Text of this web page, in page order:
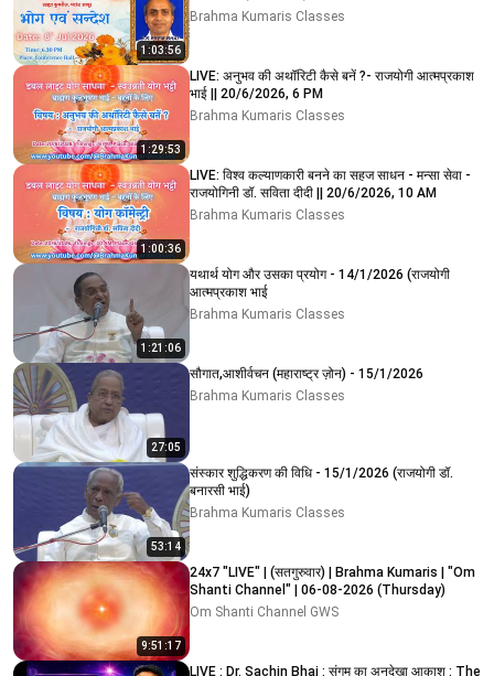
1:03:56
Brahma Kumaris Classes
1:29:53
LIVE: अनुभव की अथॉरिटी कैसे बनें ?- राजयोगी आत्मप्रकाश
भाई || 20/6/2026, 6 PM
Brahma Kumaris Classes
1:00:36
LIVE: विश्व कल्याणकारी बनने का सहज साधन - मन्सा सेवा -
राजयोगिनी डॉ. सविता दीदी || 20/6/2026, 10 AM
Brahma Kumaris Classes
1:21:06
यथार्थ योग और उसका प्रयोग - 14/1/2026 (राजयोगी
आत्मप्रकाश भाई
Brahma Kumaris Classes
27:05
सौगात,आशीर्वचन (महाराष्ट्र ज़ोन) - 15/1/2026
Brahma Kumaris Classes
53:14
संस्कार शुद्धिकरण की विधि - 15/1/2026 (राजयोगी डॉ.
बनारसी भाई)
Brahma Kumaris Classes
9:51:17
24x7 "LIVE" | (सतगुरुवार) | Brahma Kumaris | "Om
Shanti Channel" | 06-08-2026 (Thursday)
Om Shanti Channel GWS
LIVE : Dr. Sachin Bhai : संगम का अनदेखा आकाश : The